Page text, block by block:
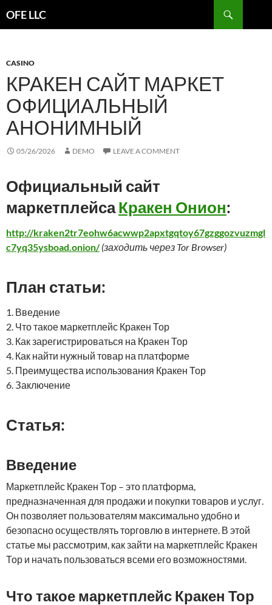
OFE LLC
CASINO
КРАКЕН САЙТ МАРКЕТ
ОФИЦИАЛЬНЫЙ
АНОНИМНЫЙ
05/26/2026 DEMO LEAVE A COMMENT
Официальный сайт
маркетплейсаКракен Онион:
http://kraken2tr7eohw6acwwp2apxtgqtoy67gzggozvuzmgl
c7yq35ysboad.onion/ (заходить через Tor Browser)
План статьи:
1. Введение
2. Что такое маркетплейс Кракен Тор
3. Как зарегистрироваться на Кракен Тор
4. Как найти нужный товар на платформе
5. Преимущества использования Кракен Тор
6. Заключение
Статья:
Введение
Маркетплейс Кракен Тор – это платформа,
предназначенная для продажи и покупки товаров и услуг.
Он позволяет пользователям максимально удобно и
безопасно осуществлять торговлю в интернете. В этой
статье мы рассмотрим, как зайти на маркетплейс Кракен
Тор и начать пользоваться всеми его возможностями.
Что такое маркетплейс Кракен Тор